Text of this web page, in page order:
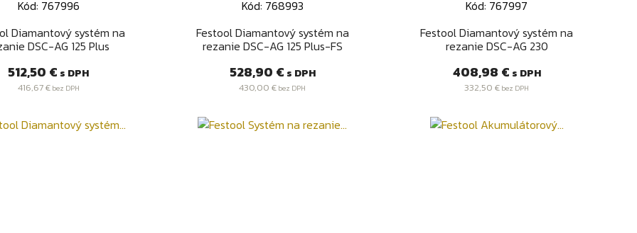
Kód: 767996
Diamantový systém na
DSC-AG 125 Plus
Cena
512,50 € s DPH
416,67 €bez DPH
Rýchly náhľad
Kód: 768993
Festool Diamantový systém na
rezanie DSC-AG 125 Plus-FS
Cena
528,90 € s DPH
430,00 € bez DPH
Rýchly náhľad
Kód: 767997
Festool Diamantový systém na
rezanie DSC-AG 230
Cena
408,98 € s DPH
332,50 € bez DPH
Rýchly náhľad